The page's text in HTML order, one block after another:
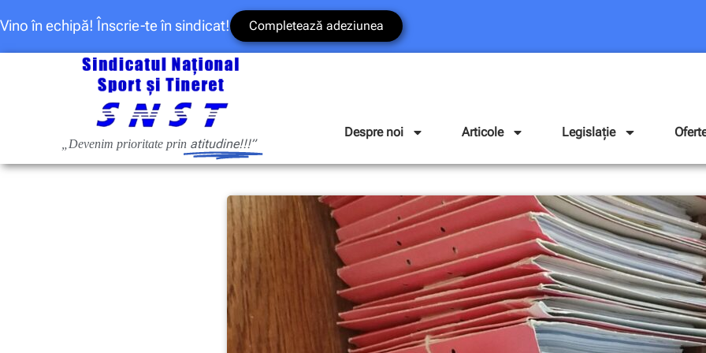
Vino în echipă! Înscrie-te în sindicat! Completează adeziunea
„Devenim prioritate prin atitudine!!!”
Despre noi Articole Legislație